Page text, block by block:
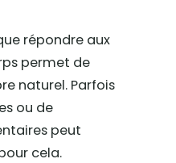
répondre aux
permet de
naturel. Parfois
ou de
peut
cela.